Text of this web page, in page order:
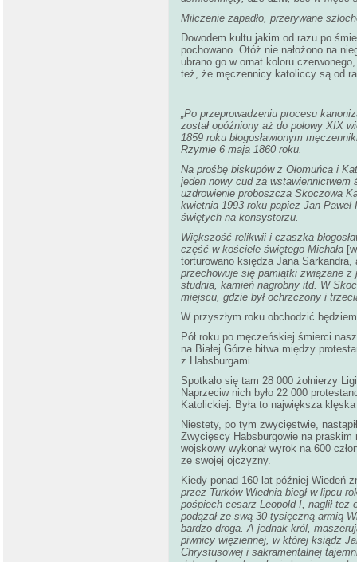
Milczenie zapadło, przerywane
Dowodem kultu jakim od razu po
pochowano. Otóż nie nałożono na
ubrano go w ornat koloru
też, że męczennicy katoliccy są od
„Po przeprowadzeniu procesu
został opóźniony aż do połowy XIX
1859 roku błogosławionym
Rzymie 6 maja 1860 roku.
Na prośbę biskupów z Ołomuńca i
jeden nowy cud za wstawiennictwem
uzdrowienie proboszcza Skoczowa
kwietnia 1993 roku papież Jan Paweł
świętych na konsystorzu.
Większość relikwii i czaszka
część w kościele świętego Michała
torturowano księdza Jana
przechowuje się pamiątki związane z
studnia, kamień nagrobny itd. W
miejscu, gdzie był ochrzczony i
W przyszłym roku obchodzić
Pół roku po męczeńskiej śmierci
na Białej Górze bitwa między
z Habsburgami.
Spotkało się tam 28 000 żołnierzy
Naprzeciw nich było 22 000
Katolickiej. Była to największa
Niestety, po tym zwycięstwie,
Zwycięscy Habsburgowie na
wojskowy wykonał wyrok na 600
ze swojej ojczyzny.
Kiedy ponad 160 lat później Wiedeń
przez Turków Wiednia biegł w lipcu
pośpiech cesarz Leopold I, naglił
podążał ze swą 30-tysięczną armią
bardzo droga. A jednak król,
piwnicy więziennej, w której ksiądz
Chrystusowej i sakramentalnej